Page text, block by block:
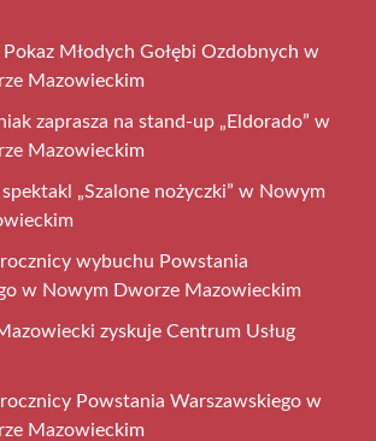
Młodych Gołębi Ozdobnych w
Mazowieckim
zaprasza na stand-up „Eldorado” w
Mazowieckim
„Szalone nożyczki” w Nowym
wybuchu Powstania
w Nowym Dworze Mazowieckim
zyskuje Centrum Usług
Powstania Warszawskiego w
Mazowieckim